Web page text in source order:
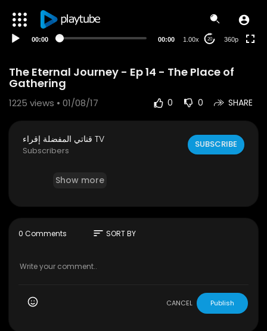
00:00 00:00 1.00x 20 360p
The Eternal Journey - Ep 14 - The Place of
Gathering
1225 views • 01/08/17 0 0 SHARE
قناتي المفضلة إقراء TV
Subscribers
SUBSCRIBE
Show more
0 Comments sort SORT BY
CANCEL Publish